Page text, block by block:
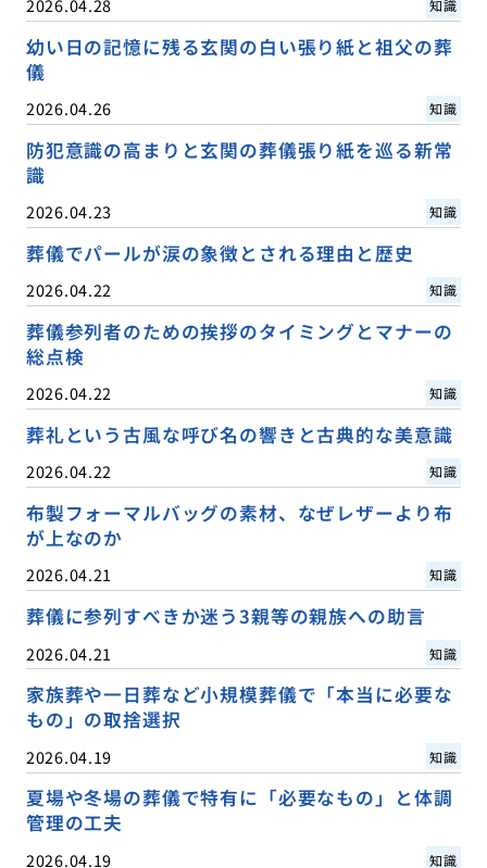
2026.04.28 知識
幼い日の記憶に残る玄関の白い張り紙と祖父の葬
儀
2026.04.26 知識
防犯意識の高まりと玄関の葬儀張り紙を巡る新常
識
2026.04.23 知識
葬儀でパールが涙の象徴とされる理由と歴史
2026.04.22 知識
葬儀参列者のための挨拶のタイミングとマナーの
総点検
2026.04.22 知識
葬礼という古風な呼び名の響きと古典的な美意識
2026.04.22 知識
布製フォーマルバッグの素材、なぜレザーより布
が上なのか
2026.04.21 知識
葬儀に参列すべきか迷う3親等の親族への助言
2026.04.21 知識
家族葬や一日葬など小規模葬儀で「本当に必要な
もの」の取捨選択
2026.04.19 知識
夏場や冬場の葬儀で特有に「必要なもの」と体調
管理の工夫
2026.04.19 知識